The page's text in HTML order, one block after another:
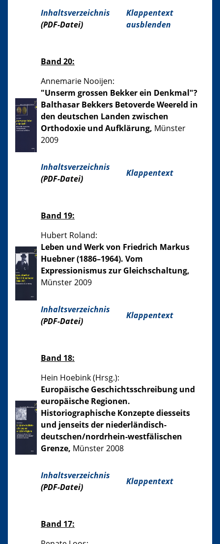
Inhaltsverzeichnis
(PDF-Datei)
Klappentext
ausblenden
Band 20:
Annemarie Nooijen:
"Unserm grossen Bekker ein Denkmal"?
Balthasar Bekkers Betoverde Weereld in
den deutschen Landen zwischen
Orthodoxie und Aufklärung, Münster
2009
Inhaltsverzeichnis
(PDF-Datei)
Klappentext
Band 19:
Hubert Roland:
Leben und Werk von Friedrich Markus
Huebner (1886–1964). Vom
Expressionismus zur Gleichschaltung,
Münster 2009
Inhaltsverzeichnis
(PDF-Datei)
Klappentext
Band 18:
Hein Hoebink (Hrsg.):
Europäische Geschichtsschreibung und
europäische Regionen.
Historiographische Konzepte diesseits
und jenseits der niederländisch-
deutschen/nordrhein-westfälischen
Grenze, Münster 2008
Inhaltsverzeichnis
(PDF-Datei)
Klappentext
Band 17: